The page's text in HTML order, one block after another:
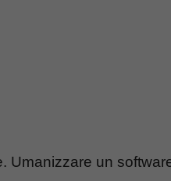
Umanizzare un